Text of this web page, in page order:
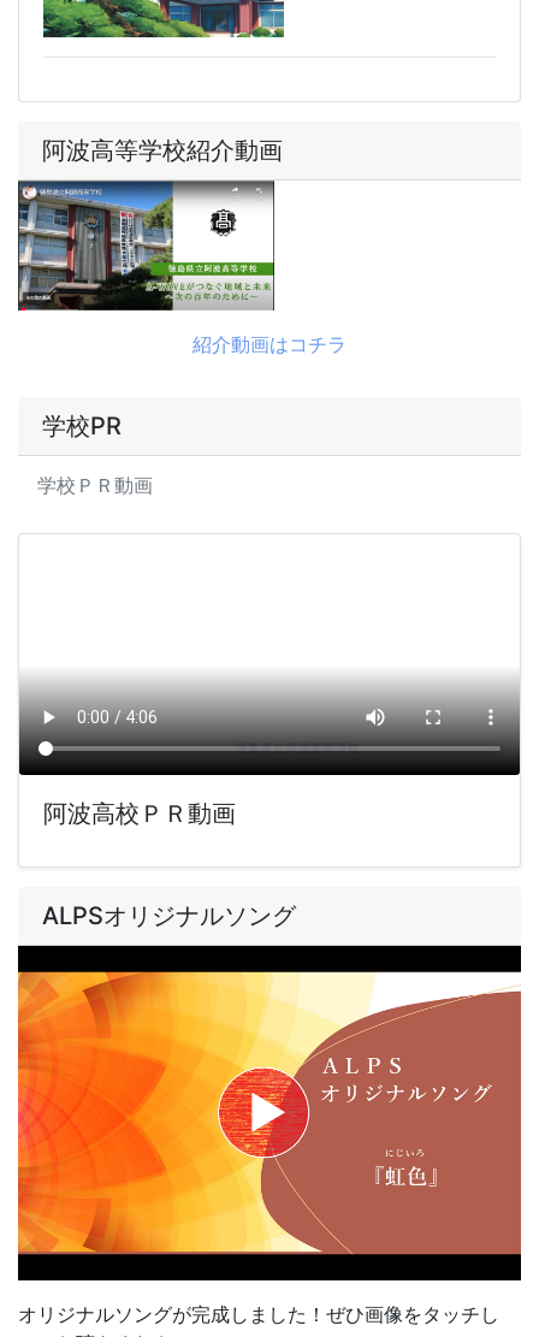
阿波高等学校紹介動画
紹介動画はコチラ
学校PR
学校ＰＲ動画
阿波高校ＰＲ動画
ALPSオリジナルソング
オリジナルソングが完成しました！ぜひ画像をタッチし